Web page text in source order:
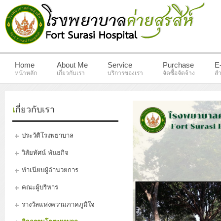
Home
หน้าหลัก
About Me
เกี่ยวกับเรา
Service
บริการของเรา
Purchase
จัดซื้อจัดจ้าง ส
เกี่ยวกับเรา
ประวัติโรงพยาบาล
วิสัยทัศน์ พันธกิจ
ทำเนียบผู้อำนวยการ
คณะผู้บริหาร
รางวัลแห่งความภาคภูมิใจ